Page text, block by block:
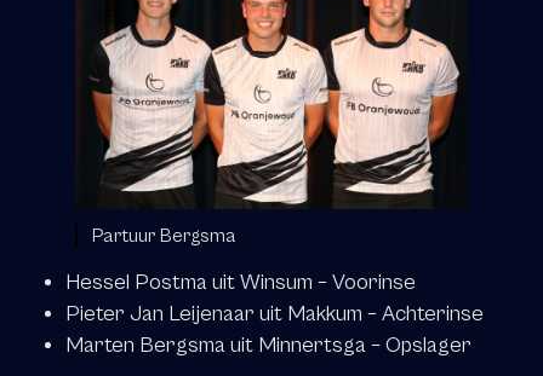
Partuur Bergsma
Hessel Postma uit Winsum – Voorinse
Pieter Jan Leijenaar uit Makkum – Achterinse
Marten Bergsma uit Minnertsga – Opslager